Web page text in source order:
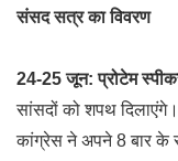
संसद सत्र का विवरण
24-25 जून: प्रोटेम
सांसदों को शपथ
कांग्रेस ने अपने 8 बार के